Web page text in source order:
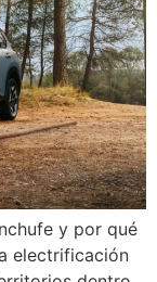
y por qué
electrificación